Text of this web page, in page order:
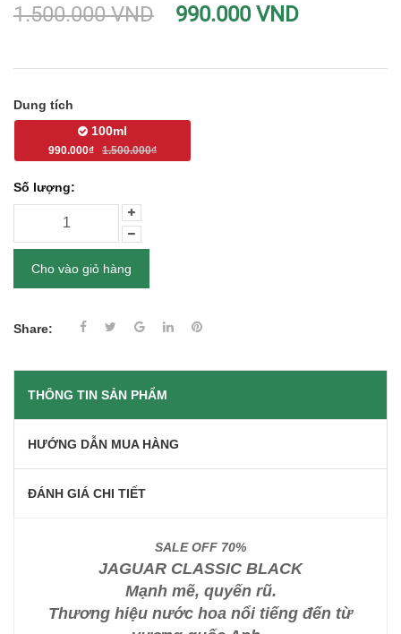
1.500.000 VND 990.000 VND
Dung tích
100ml
990.000₫ 1.500.000₫
Số lượng:
Cho vào giỏ hàng
Share:
THÔNG TIN SẢN PHẨM
HƯỚNG DẪN MUA HÀNG
ĐÁNH GIÁ CHI TIẾT
SALE OFF 70%
JAGUAR CLASSIC BLACK
Mạnh mẽ, quyến rũ.
Thương hiệu nước hoa nổi tiếng đến từ